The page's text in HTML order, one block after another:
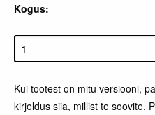
Kogus:
Kui tootest on mitu versiooni,
kirjeldus siia, millist te soovite.